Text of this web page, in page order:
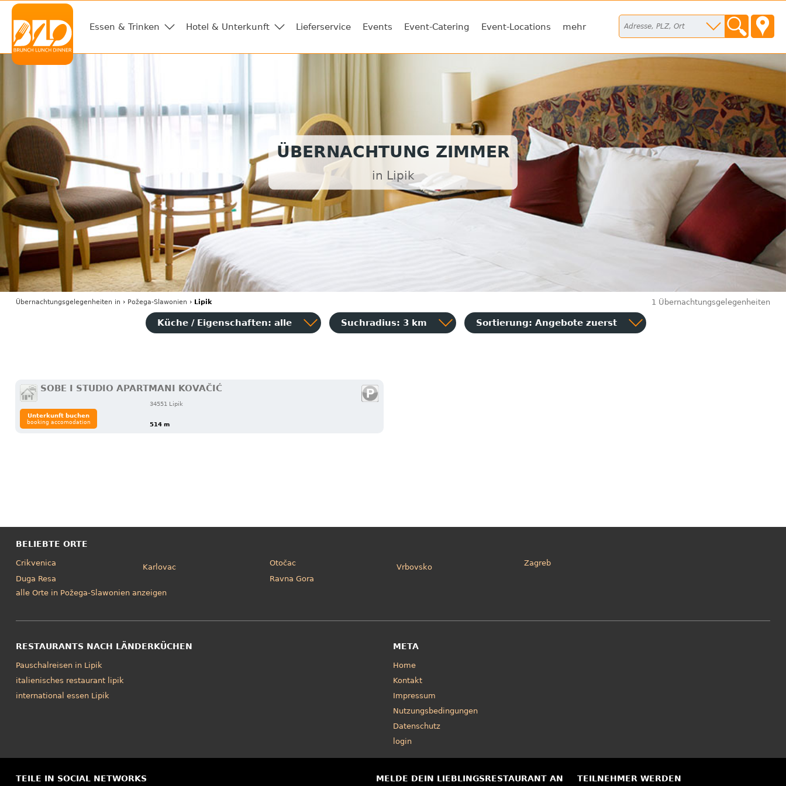
Essen & Trinken Hotel & Unterkunft Lieferservice Events Event-Catering Event-Locations mehr
ÜBERNACHTUNG ZIMMER
in Lipik
Übernachtungsgelegenheiten in › Požega-Slawonien › Lipik 1 Übernachtungsgelegenheiten
Küche / Eigenschaften: alle Suchradius: 3 km Sortierung: Angebote zuerst
SOBE I STUDIO APARTMANI KOVAČIĆ
34551 Lipik
514 m
Unterkunft buchen
booking accomodation
BELIEBTE ORTE
Crikvenica
Duga Resa
Karlovac
Otočac
Ravna Gora
Vrbovsko Zagreb
alle Orte in Požega-Slawonien anzeigen
RESTAURANTS NACH LÄNDERKÜCHEN
Pauschalreisen in Lipik
italienisches restaurant lipik
international essen Lipik
META
Home
Kontakt
Impressum
Nutzungsbedingungen
Datenschutz
login
TEILE IN SOCIAL NETWORKS MELDE DEIN LIEBLINGSRESTAURANT AN TEILNEHMER WERDEN